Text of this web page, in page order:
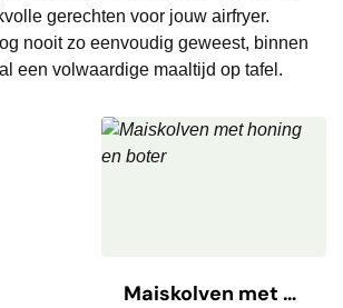
gerechten voor jouw airfryer.
nooit zo eenvoudig geweest, binnen
een volwaardige maaltijd op tafel.
Maiskolven met honing en boter